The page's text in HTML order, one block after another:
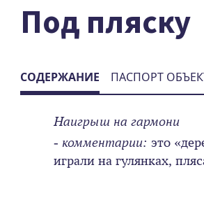
Под пляску
СОДЕРЖАНИЕ ПАСПОРТ
Наигрыш на гармони
- комментарии: это
играли на гулянках,